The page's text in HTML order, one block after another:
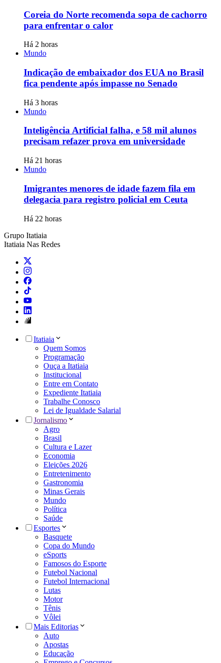
Coreia do Norte recomenda sopa de cachorro
para enfrentar o calor
Há 2 horas
Mundo
Indicação de embaixador dos EUA no Brasil
fica pendente após impasse no Senado
Há 3 horas
Mundo
Inteligência Artificial falha, e 58 mil alunos
precisam refazer prova em universidade
Há 21 horas
Mundo
Imigrantes menores de idade fazem fila em
delegacia para registro policial em Ceuta
Há 22 horas
Grupo Itatiaia
Itatiaia Nas Redes
Itatiaia
Quem Somos
Programação
Ouça a Itatiaia
Institucional
Entre em Contato
Expediente Itatiaia
Trabalhe Conosco
Lei de Igualdade Salarial
Jornalismo
Agro
Brasil
Cultura e Lazer
Economia
Eleições 2026
Entretenimento
Gastronomia
Minas Gerais
Mundo
Política
Saúde
Esportes
Basquete
Copa do Mundo
eSports
Famosos do Esporte
Futebol Nacional
Futebol Internacional
Lutas
Motor
Tênis
Vôlei
Mais Editorias
Auto
Apostas
Educação